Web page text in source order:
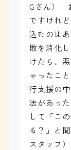
Gさん）
ですけれ
込むのは
敗を消化
けたら、
ゃったこ
行支援の
法があっ
して「こ
る？」と
スタッフ